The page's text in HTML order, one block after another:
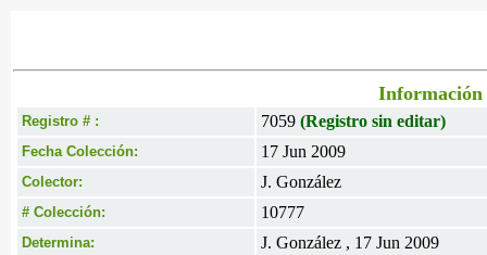
Información
Registro # : 7059 (Registro sin editar)
Fecha Colección: 17 Jun 2009
Colector: J. González
# Colección: 10777
Determina: J. González , 17 Jun 2009